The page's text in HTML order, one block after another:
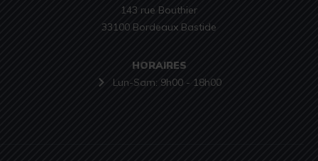
143 rue Bouthier
33100 Bordeaux Bastide
HORAIRES
Lun-Sam: 9h00 - 18h00